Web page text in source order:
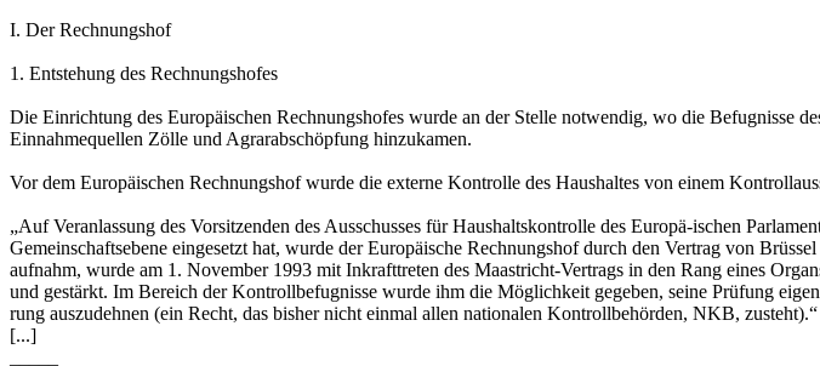
I. Der Rechnungshof
1. Entstehung des Rechnungshofes
Die Einrichtung des Europäischen Rechnungshofes wurde an der Stelle notwendig, wo die Befugnisse
Einnahmequellen Zölle und Agrarabschöpfung hinzukamen.
Vor dem Europäischen Rechnungshof wurde die externe Kontrolle des Haushaltes von einem
„Auf Veranlassung des Vorsitzenden des Ausschusses für Haushaltskontrolle des Europä-ischen
Gemeinschaftsebene eingesetzt hat, wurde der Europäische Rechnungshof durch den Vertrag von
aufnahm, wurde am 1. November 1993 mit Inkrafttreten des Maastricht-Vertrags in den Rang eines
und gestärkt. Im Bereich der Kontrollbefugnisse wurde ihm die Möglichkeit gegeben, seine Prüfung
rung auszudehnen (ein Recht, das bisher nicht einmal allen nationalen Kontrollbehörden, NKB,
[...]